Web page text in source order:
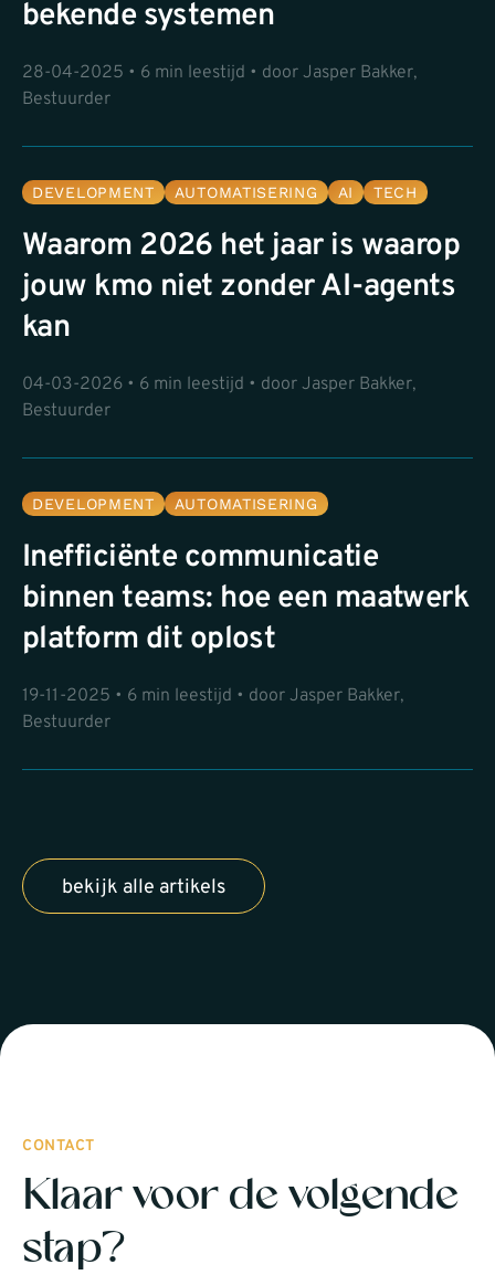
bekende systemen
28-04-2025 • 6 min leestijd • door Jasper Bakker,
Bestuurder
DEVELOPMENT AUTOMATISERING AI TECH
Waarom 2026 het jaar is waarop
jouw kmo niet zonder AI-agents
kan
04-03-2026 • 6 min leestijd • door Jasper Bakker,
Bestuurder
DEVELOPMENT AUTOMATISERING
Inefficiënte communicatie
binnen teams: hoe een maatwerk
platform dit oplost
19-11-2025 • 6 min leestijd • door Jasper Bakker,
Bestuurder
bekijk alle artikels
CONTACT
Klaar voor de volgende
stap?